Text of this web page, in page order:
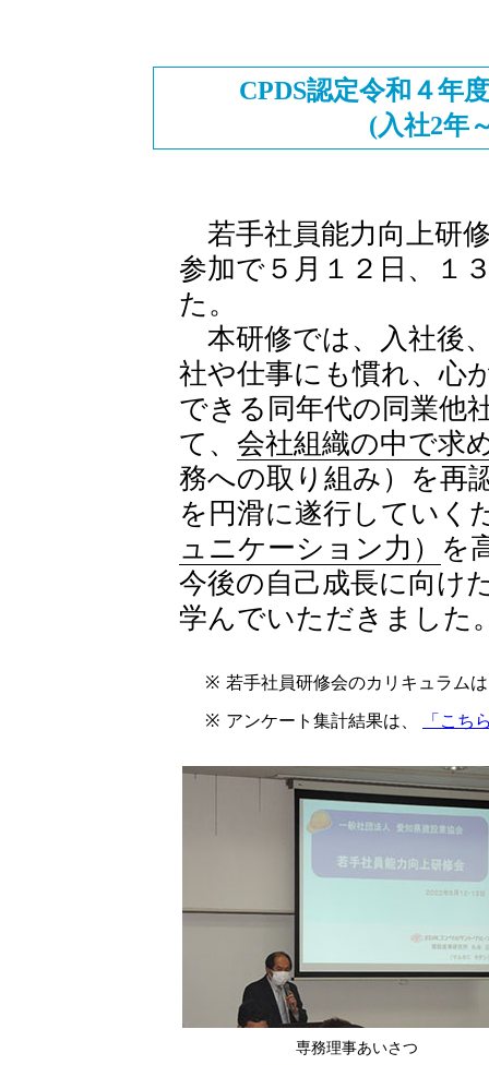
CPDS認定令和４年
(入社2年
若手社員能力向上研
参加で５月１２日、１
た。
本研修では、入社後
社や仕事にも慣れ、心
できる同年代の同業他
て、 会社組織の中で求
務への取り組み）を再
を円滑に遂行していく
ュニケーション力）
を
今後の自己成長に向け
学んでいただきました
※ 若手社員研修会のカリキュラム
※ アンケート集計結果は、 「こち
専務理事あいさつ